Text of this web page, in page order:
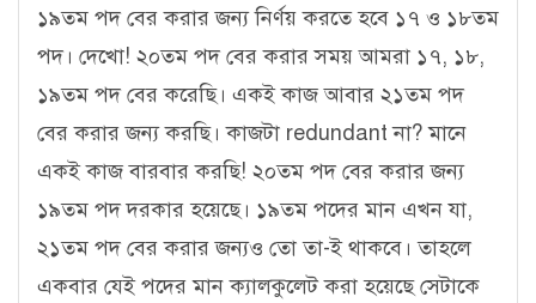
১৯তম পদ বের করার জন্য নির্ণয় করতে হবে ১৭ ও ১৮তম
পদ। দেখো! ২০তম পদ বের করার সময় আমরা ১৭, ১৮,
১৯তম পদ বের করেছি। একই কাজ আবার ২১তম পদ
বের করার জন্য করছি। কাজটা redundant না? মানে
একই কাজ বারবার করছি! ২০তম পদ বের করার জন্য
১৯তম পদ দরকার হয়েছে। ১৯তম পদের মান এখন যা,
২১তম পদ বের করার জন্যও তো তা-ই থাকবে। তাহলে
একবার যেই পদের মান ক্যালকুলেট করা হয়েছে সেটাকে